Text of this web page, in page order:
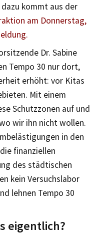
kommt aus der
am Donnerstag,
Dr. Sabine
Tempo 30 nur dort,
erhöht: vor Kitas
Mit einem
Schutzzonen auf und
wir ihn nicht wollen.
in den
finanziellen
des städtischen
kein Versuchslabor
lehnen Tempo 30
eigentlich?